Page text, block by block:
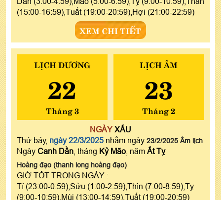
(15:00-16:59),Tuất (19:00-20:59),Hợi (21:00-22:59)
XEM CHI TIẾT
LỊCH DƯƠNG
22
Tháng 3
LỊCH ÂM
23
Tháng 2
NGÀYXẤU
Thứ bảy, ngày 22/3/2025 nhằm ngày 23/2/2025 Âm lịch
Ngày Canh Dần , tháng Kỷ Mão , năm Ất Tỵ
Hoàng đạo (thanh long hoàng đạo)
GIỜ TỐT TRONG NGÀY :
Tí (23:00-0:59),Sửu (1:00-2:59),Thìn (7:00-8:59),Tỵ
(9:00-10:59),Mùi (13:00-14:59),Tuất (19:00-20:59)